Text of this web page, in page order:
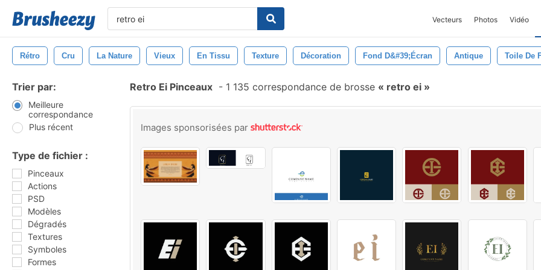
Vecteurs Photos Vidéo
Rétro Cru La Nature Vieux En Tissu Texture Décoration Fond D&#39;écran Antique Toile De
Trier par:
Meilleure
correspondance
Plus récent
Type de fichier :
Pinceaux
Actions
PSD
Modèles
Dégradés
Textures
Symboles
Formes
Retro Ei Pinceaux - 1 135 correspondance de brosse retro ei
Images sponsorisées par